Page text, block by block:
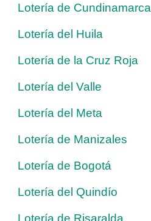
Lotería de Cundinamarca
Lotería del Huila
Lotería de la Cruz Roja
Lotería del Valle
Lotería del Meta
Lotería de Manizales
Lotería de Bogotá
Lotería del Quindío
Lotería de Risaralda